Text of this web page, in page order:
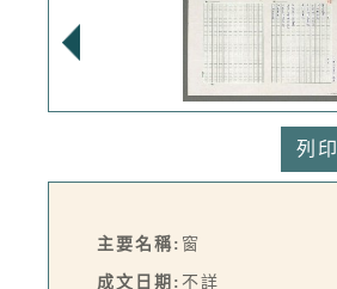
列印
主要名稱: 窗
成文日期: 不詳